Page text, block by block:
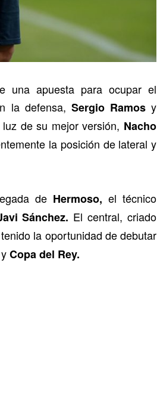
una apuesta para ocupar el
la defensa, Sergio Ramosy
de su mejor versión, Nacho
la posición de lateral y
de Hermoso, el técnico
Sánchez. El central, criado
la oportunidad de debutar
yCopa del Rey.